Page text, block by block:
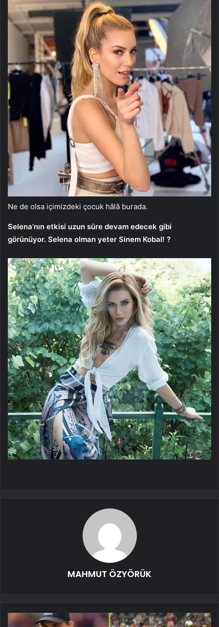
Ne de olsa içimizdeki çocuk hâlâ burada.
Selena’nın etkisi uzun süre devam edecek gibi
görünüyor. Selena olman yeter Sinem Kobal! ?
MAHMUT ÖZYÖRÜK